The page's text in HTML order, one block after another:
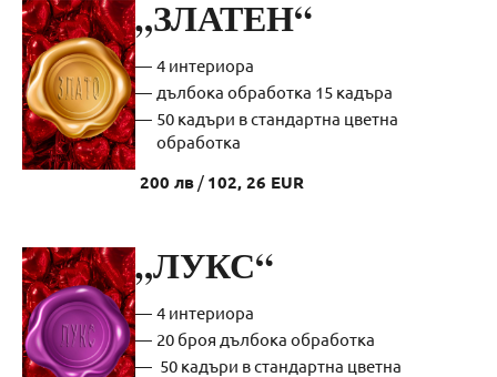
„ЗЛАТЕН“
4 интериора
дълбока обработка 15 кадъра
50 кадъри в стандартна цветна
обработка
200 лв / 102, 26 EUR
„ЛУКС“
4 интериора
20 броя дълбока обработка
50 кадъри в стандартна цветна